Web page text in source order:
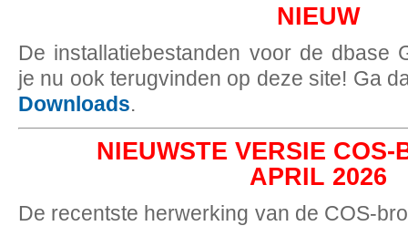
NIEUW
De installatiebestanden voor de dbase
je nu ook terugvinden op deze site! Ga
Downloads.
NIEUWSTE VERSIE COS-
APRIL 2026
De recentste herwerking van de COS-